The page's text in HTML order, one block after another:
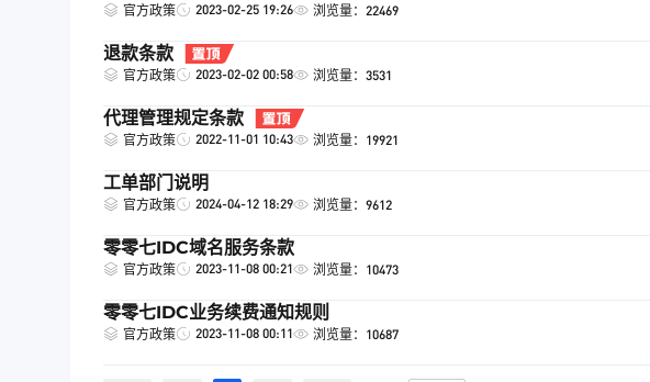
官方政策 2023-02-25 19:26 浏览量：22469
退款条款
官方政策 2023-02-02 00:58 浏览量：3531
代理管理规定条款
官方政策 2022-11-01 10:43 浏览量：19921
工单部门说明
官方政策 2024-04-12 18:29 浏览量：9612
零零七IDC域名服务条款
官方政策 2023-11-08 00:21 浏览量：10473
零零七IDC业务续费通知规则
官方政策 2023-11-08 00:11 浏览量：10687